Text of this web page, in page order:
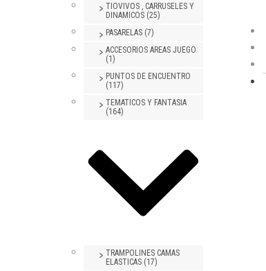
TIOVIVOS , CARRUSELES Y
DINAMICOS (25)
PASARELAS (7)
ACCESORIOS AREAS JUEGO
(1)
PUNTOS DE ENCUENTRO
(117)
TEMATICOS Y FANTASIA
(164)
TRAMPOLINES CAMAS
ELASTICAS (17)